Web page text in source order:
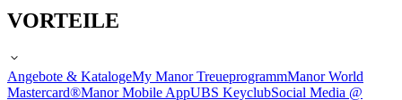
VORTEILE
Angebote & KatalogeMy Manor TreueprogrammManor World
Mastercard®Manor Mobile AppUBS KeyclubSocial Media @